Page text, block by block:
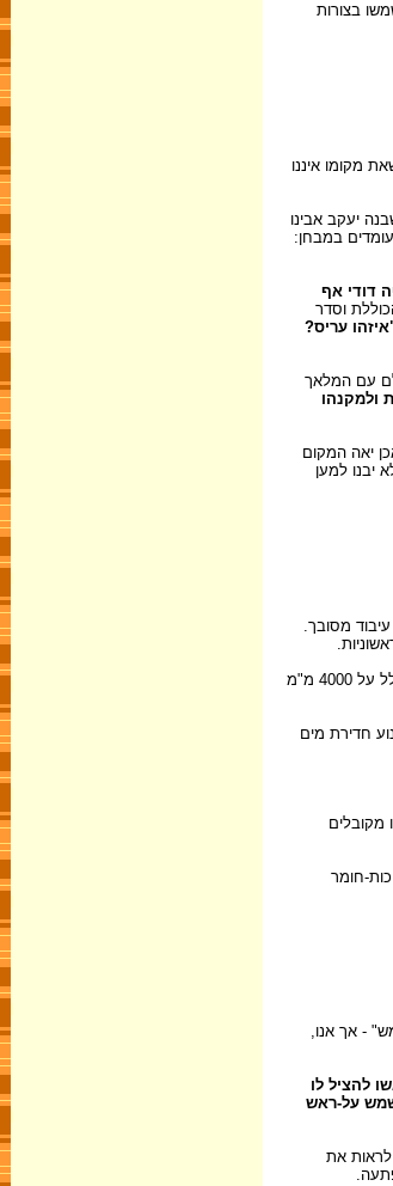
בצורות
מקומו איננו
שבנה יעקב אבינו
במבחן:
דודי אף
וסדר
עריס?
עם המלאך
ולמקנהו
יאה המקום
יבנו למען
מסובך.
לכל אורכו של האזור המשווני באפריקה, באסיה ובאמריקה פזורים כפרי סוכות. האקלים המשווני מתאפיין בטמפרטורות גבוהות וקרינה חזקה ובכמות גשמים גבוהה, העולה בדרך כלל על 4000 מ"מ
חדירת מים
מקובלים
חומר
- אך אנו,
להציל לו
על-ראש
לראות את